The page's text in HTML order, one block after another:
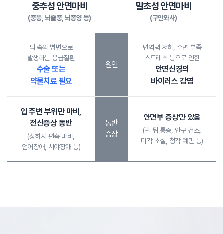
중추성 안면마비
(중풍, 뇌졸중, 뇌종양 등)
말초성 안면마비
(구안와사)
뇌 속의 병변으로
발생하는 응급질환
수술 또는
약물치료 필요
원인
면역력 저하, 수면 부족
스트레스 등으로 인한
안면신경의
바이러스 감염
입 주변 부위만 마비,
전신증상 동반
(상하지 편측 마비,
언어장애, 시야장애 등)
동반
증상
안면부 증상만 있음
(귀 뒤 통증, 안구 건조,
미각 소실, 청각 예민 등)